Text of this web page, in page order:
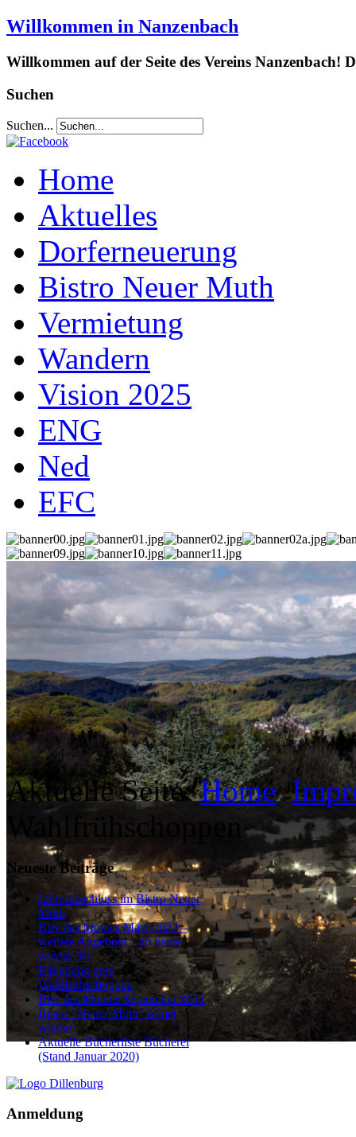
Willkommen in Nanzenbach
Willkommen auf der Seite des Vereins Nanzenbach!
Suchen
Suchen...
Home
Aktuelles
Dorferneuerung
Bistro Neuer Muth
Vermietung
Wandern
Vision 2025
ENG
Ned
EFC
Aktuelle Seite:Home
Wahlfrühschoppen
Neueste Beiträge
Jahresabschluss im Bistro Neuer
Muth
Bier des Monats März 2022 –
weitere Angebote – ab heute
wieder 3G
Einladung zum
Wahlfrühschoppen
Bier des Monats September 2021
Bistro "Neuer Muth" öffnet
wieder
Aktuelle Bücherliste Bücherei
(Stand Januar 2020)
Anmeldung